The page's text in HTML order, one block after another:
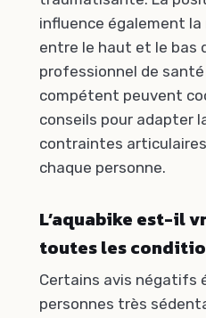
influence également
entre le haut et le bas
professionnel de
compétent peuvent
conseils pour adapter
contraintes
chaque personne.
L’aquabike est-il
toutes les
Certains avis négatifs
personnes très